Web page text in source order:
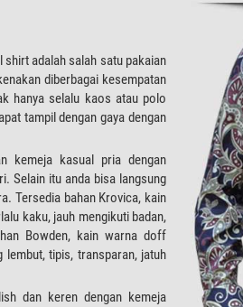
shirt adalah salah satu pakaian
diberbagai kesempatan
hanya selalu kaos atau polo
tampil dengan gaya dengan
kemeja kasual pria dengan
Selain itu anda bisa langsung
Tersedia bahan Krovica, kain
kaku, jauh mengikuti badan,
Bowden, kain warna doff
lembut, tipis, transparan, jatuh
dan keren dengan kemeja